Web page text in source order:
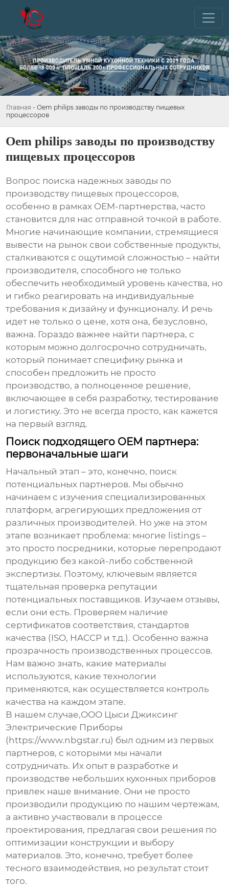
Главная - Oem philips заводы по производству пищевых
процессоров
Oem philips заводы по производству
пищевых процессоров
Вопрос поиска надежныхзаводы по
производству пищевых процессоров,
особенно в рамках OEM-партнерства, часто
становится для нас отправной точкой в работе.
Многие начинающие компании, стремящиеся
вывести на рынок свои собственные продукты,
сталкиваются с ощутимой сложностью – найти
производителя, способного не только
обеспечить необходимый уровень качества, но
и гибко реагировать на индивидуальные
требования к дизайну и функционалу. И речь
идет не только о цене, хотя она, безусловно,
важна. Гораздо важнее найти партнера, с
которым можно долгосрочно сотрудничать,
который понимает специфику рынка и
способен предложить не просто
производство, а полноценное решение,
включающее в себя разработку, тестирование
и логистику. Это не всегда просто, как кажется
на первый взгляд.
Поиск подходящего OEM партнера:
первоначальные шаги
Начальный этап – это, конечно, поиск
потенциальных партнеров. Мы обычно
начинаем с изучения специализированных
платформ, агрегирующих предложения от
различных производителей. Но уже на этом
этапе возникает проблема: многие listings –
это просто посредники, которые перепродают
продукцию без какой-либо собственной
экспертизы. Поэтому, ключевым является
тщательная проверка репутации
потенциальных поставщиков. Изучаем отзывы,
если они есть. Проверяем наличие
сертификатов соответствия, стандартов
качества (ISO, HACCP и т.д.). Особенно важна
прозрачность производственных процессов.
Нам важно знать, какие материалы
используются, какие технологии
применяются, как осуществляется контроль
качества на каждом этапе.
В нашем случае,ООО Цыси Джиксинг
Электрические Приборы
(https://www.nbgstar.ru) был одним из первых
партнеров, с которыми мы начали
сотрудничать. Их опыт в разработке и
производстве небольших кухонных приборов
привлек наше внимание. Они не просто
производили продукцию по нашим чертежам,
а активно участвовали в процессе
проектирования, предлагая свои решения по
оптимизации конструкции и выбору
материалов. Это, конечно, требует более
тесного взаимодействия, но результат стоит
того.